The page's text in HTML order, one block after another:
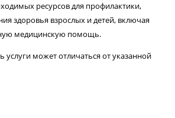
ресурсов для профилактики,
здоровья взрослых и детей, включая
медицинскую помощь.
услуги может отличаться от указанной